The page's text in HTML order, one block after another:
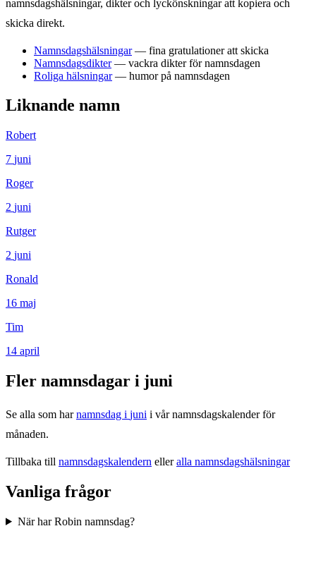
namnsdagshälsningar, dikter och lyckönskningar att kopiera och
skicka direkt.
Namnsdagshälsningar — fina gratulationer att skicka
Namnsdagsdikter— vackra dikter för namnsdagen
Roliga hälsningar— humor på namnsdagen
Liknande namn
Robert
7 juni
Roger
2 juni
Rutger
2 juni
Ronald
16 maj
Tim
14 april
Fler namnsdagar i juni
Se alla som har namnsdag i juni i vår namnsdagskalender för
månaden.
Tillbaka till namnsdagskalendern elleralla namnsdagshälsningar
Vanliga frågor
När har Robin namnsdag?